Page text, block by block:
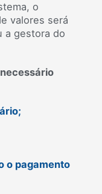
o
valores será
a gestora do
o pagamento